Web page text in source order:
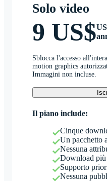
Solo video
9 US$
Sblocca l'accesso
motion graphics
Immagini non incluse.
Il piano include:
Cinque
Un pacchetto
Nessuna
Download
Supporto
Nessuna